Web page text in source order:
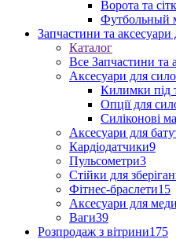
Ворота та
Футбольный
Запчастини та аксесуари
Каталог
Все Запчастини та
Аксесуари для
Килимки під
Опції для
Силіконові
Аксесуари для
Кардіодатчики9
Пульсометри3
Стійки для
Фітнес-браслети15
Аксесуари для
Ваги39
Розпродаж з вітрини175